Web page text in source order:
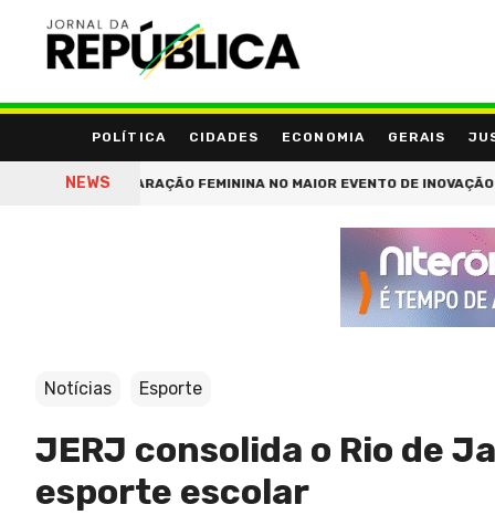
POLÍTICA CIDADES ECONOMIA GERAIS
NEWSFEMININA NO MAIOR EVENTO DE INOVAÇÃO DA
Notícias Esporte
JERJ consolida o Rio de
esporte escolar